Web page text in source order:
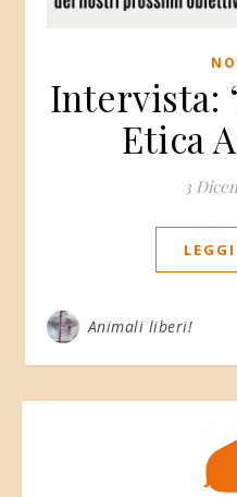
Intervista:
Etica
3
Animali liberi!